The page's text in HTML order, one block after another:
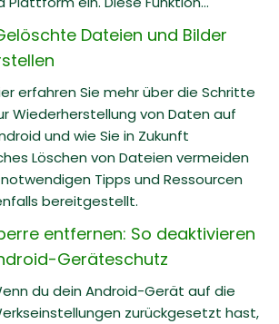
Dateien und Bilder
erfahren Sie mehr über die Schritte
Wiederherstellung von Daten auf
und wie Sie in Zukunft
Löschen von Dateien vermeiden
Tipps und Ressourcen
bereitgestellt.
entfernen: So deaktivieren
Geräteschutz
du dein Android-Gerät auf die
zurückgesetzt hast,